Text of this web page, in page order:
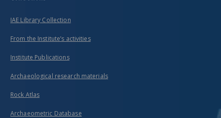
IAE Library Collection
From the Institute’s activities
Institute Publications
Archaeological research materials
Rock Atlas
Archaeometric Database